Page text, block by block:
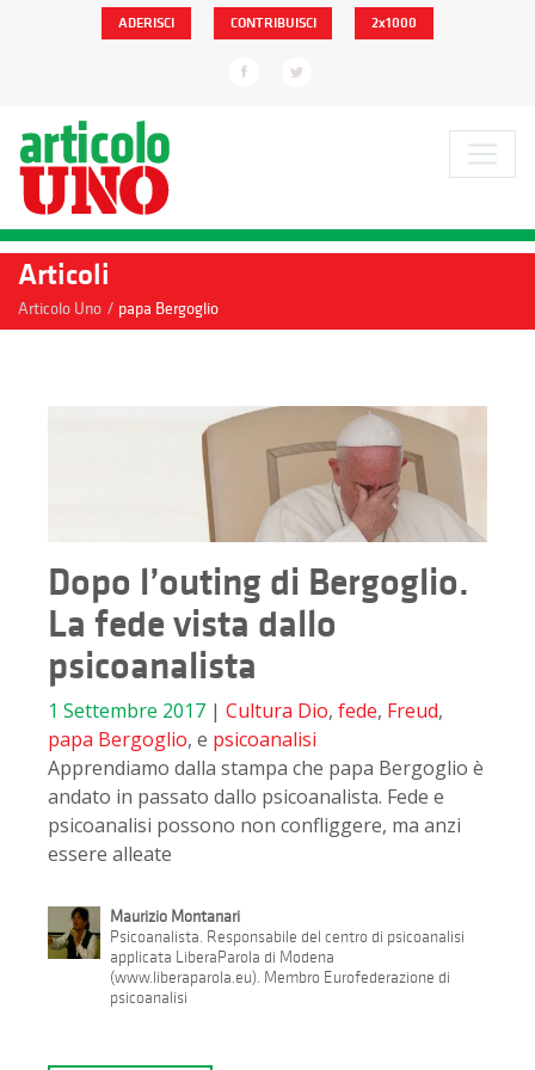
ADERISCI CONTRIBUISCI 2x1000
Articoli
Articolo Uno / papa Bergoglio
Dopo l’outing di Bergoglio.
La fede vista dallo
psicoanalista
1 Settembre 2017 | Cultura Dio, fede, Freud,
papa Bergoglio, e psicoanalisi
Apprendiamo dalla stampa che papa Bergoglio è
andato in passato dallo psicoanalista. Fede e
psicoanalisi possono non confliggere, ma anzi
essere alleate
Maurizio Montanari
Psicoanalista. Responsabile del centro di psicoanalisi
applicata LiberaParola di Modena
(www.liberaparola.eu). Membro Eurofederazione di
psicoanalisi